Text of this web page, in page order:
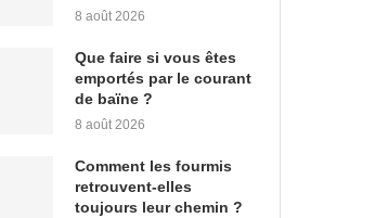
8 août 2026
Que faire si vous êtes
emportés par le courant
de baïne ?
8 août 2026
Comment les fourmis
retrouvent-elles
toujours leur chemin ?